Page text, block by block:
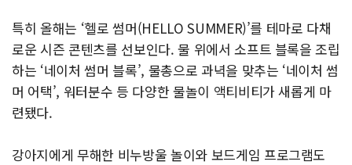
특히 올해는 ‘헬로 썸머(HELLO SUMMER)’를 테마로 다채
로운 시즌 콘텐츠를 선보인다. 물 위에서 소프트 블록을 조립
하는 ‘네이처 썸머 블록’, 물총으로 과녁을 맞추는 ‘네이처 썸
머 어택’, 워터분수 등 다양한 물놀이 액티비티가 새롭게 마
련됐다.
강아지에게 무해한 비누방울 놀이와 보드게임 프로그램도